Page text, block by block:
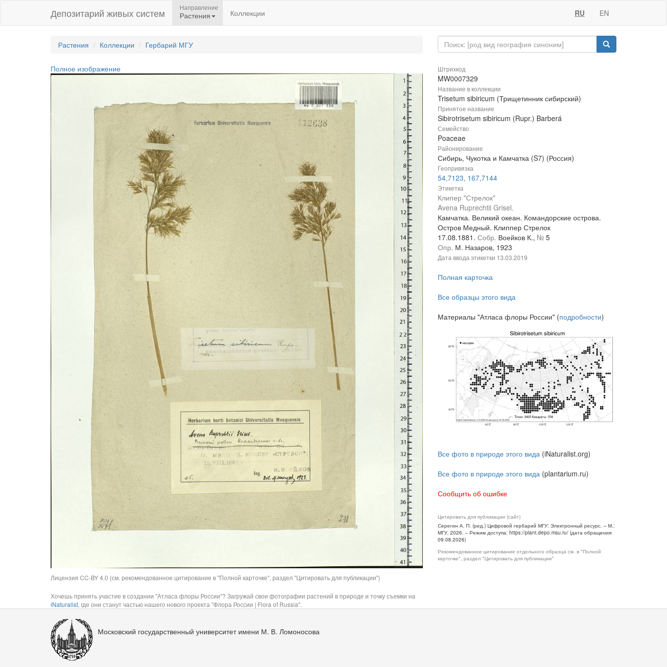
Депозитарий живых систем Направление
Растения Коллекции RU EN
Растения Коллекции Гербарий МГУ
Полное изображение
Лицензия CC-BY 4.0 (см. рекомендованное цитирование в "Полной карточке", раздел "Цитировать для публикации")
Хочешь принять участие в создании "Атласа флоры России"? Загружай свои фотографии растений в природе и точку съемки на
iNaturalist, где они станут частью нашего нового проекта "Флора России | Flora of Russia".
Штрихкод
MW0007329
Название в коллекции
Trisetum sibiricum (Трищетинник сибирский)
Принятое название
Sibirotrisetum sibiricum (Rupr.) Barberá
Семейство
Poaceae
Районирование
Сибирь, Чукотка и Камчатка (S7) (Россия)
Геопривязка
54,7123, 167,7144
Этикетка
Клипер "Стрелок"
Avena Ruprechtii Grisel.
Камчатка. Великий океан. Командорские острова.
Остров Медный. Клиппер Стрелок
17.08.1881. Собр. Воейков К., № 5
Опр. М. Назаров, 1923
Дата ввода этикетки 13.03.2019
Полная карточка
Все образцы этого вида
Материалы "Атласа флоры России" (подробности)
Все фото в природе этого вида (iNaturalist.org)
Все фото в природе этого вида (plantarium.ru)
Сообщить об ошибке
Цитировать для публикации (сайт)
Серегин А. П. (ред.) Цифровой гербарий МГУ: Электронный ресурс. – М.:
МГУ, 2026. – Режим доступа: https://plant.depo.msu.ru/ (дата обращения
09.08.2026)
Рекомендованное цитирование отдельного образца см. в "Полной
карточке", раздел "Цитировать для публикации"
Московский государственный университет имени М. В. Ломоносова